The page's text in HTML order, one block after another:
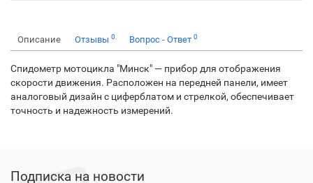
Описание Отзывы 0 Вопрос - Ответ 0
Спидометр мотоцикла "Минск" — прибор для отображения
скорости движения. Расположен на передней панели, имеет
аналоговый дизайн с циферблатом и стрелкой, обеспечивает
точность и надежность измерений.
Подписка на новости